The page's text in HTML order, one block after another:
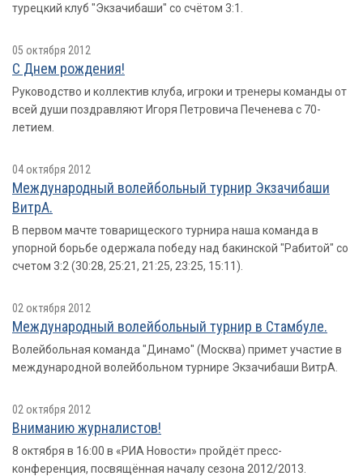
турецкий клуб "Экзачибаши" со счётом 3:1.
05 октября 2012
С Днем рождения!
Руководство и коллектив клуба, игроки и тренеры команды от
всей души поздравляют Игоря Петровича Печенева с 70-
летием.
04 октября 2012
Международный волейбольный турнир Экзачибаши
ВитрА.
В первом мачте товарищеского турнира наша команда в
упорной борьбе одержала победу над бакинской "Рабитой" со
счетом 3:2 (30:28, 25:21, 21:25, 23:25, 15:11).
02 октября 2012
Международный волейбольный турнир в Стамбуле.
Волейбольная команда "Динамо" (Москва) примет участие в
международной волейбольном турнире Экзачибаши ВитрА.
02 октября 2012
Вниманию журналистов!
8 октября в 16:00 в «РИА Новости» пройдёт пресс-
конференция, посвящённая началу сезона 2012/2013.